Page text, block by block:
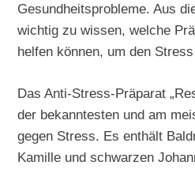
Gesundheitsprobleme. Aus
wichtig zu wissen, welche
helfen können, um den
Das Anti-Stress-Präparat
der bekanntesten und am
gegen Stress. Es enthält
Kamille und schwarzen